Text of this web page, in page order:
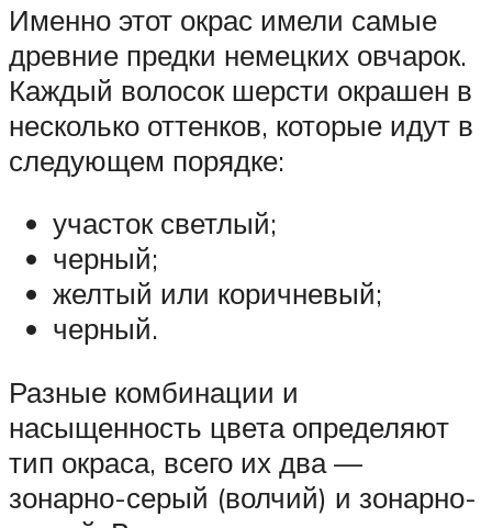
Именно этот окрас имели самые
древние предки немецких овчарок.
Каждый волосок шерсти окрашен в
несколько оттенков, которые идут в
следующем порядке:
участок светлый;
черный;
желтый или коричневый;
черный.
Разные комбинации и
насыщенность цвета определяют
тип окраса, всего их два —
зонарно-серый (волчий) и зонарно-